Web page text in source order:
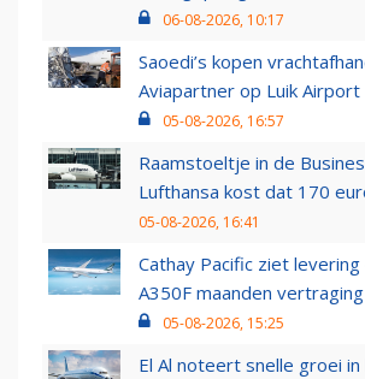
06-08-2026, 10:17
Saoedi’s kopen
Aviapartner op Luik Airport
05-08-2026, 16:57
Raamstoeltje in de
Lufthansa kost dat 170
05-08-2026, 16:41
Cathay Pacific ziet
A350F maanden
05-08-2026, 15:25
El Al noteert snelle groei